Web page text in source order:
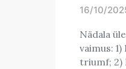
Posted on
16/10/
Nädala
vaimus:
triumf; 2)